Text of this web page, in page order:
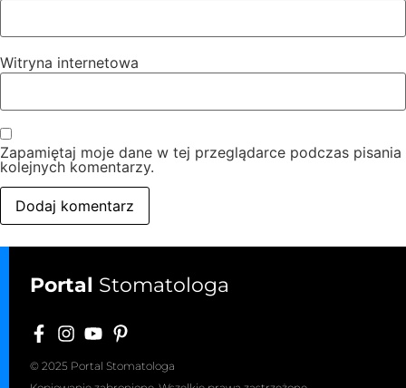
Witryna internetowa
Zapamiętaj moje dane w tej przeglądarce podczas pisania
kolejnych komentarzy.
Portal Stomatologa
© 2025 Portal Stomatologa